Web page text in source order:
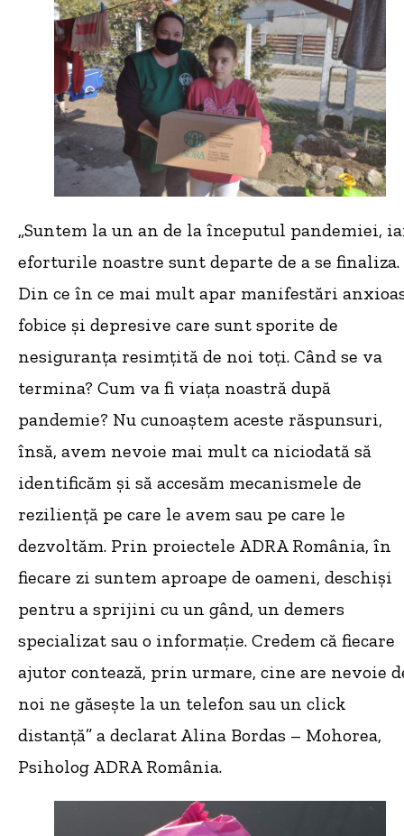
„Suntem la un an de la începutul pandemiei,
eforturile noastre sunt departe de a se finaliza.
Din ce în ce mai mult apar manifestări
fobice și depresive care sunt sporite de
nesiguranța resimțită de noi toți. Când se va
termina? Cum va fi viața noastră după
pandemie? Nu cunoaștem aceste răspunsuri,
însă, avem nevoie mai mult ca niciodată să
identificăm și să accesăm mecanismele de
reziliență pe care le avem sau pe care le
dezvoltăm. Prin proiectele ADRA România, în
fiecare zi suntem aproape de oameni, deschiși
pentru a sprijini cu un gând, un demers
specializat sau o informație. Credem că fiecare
ajutor contează, prin urmare, cine are nevoie
noi ne găsește la un telefon sau un click
distanță” a declarat Alina Bordas – Mohorea,
Psiholog ADRA România.